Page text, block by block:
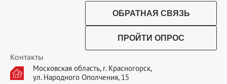
ОБРАТНАЯ СВЯЗЬ
ПРОЙТИ ОПРОС
Контакты
Московская область, г. Красногорск,
ул. Народного Ополчения, 15